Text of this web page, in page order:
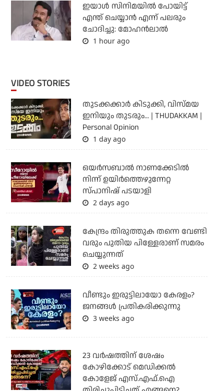
ഇയാൾ സിനിമയിൽ പോയിട്ട്
എന്ത് ചെയ്യാൻ എന്ന് പലരും
ചോദിച്ചു: മോഹൻലാൽ
1 hour ago
VIDEO STORIES
തുടക്കക്കാര്‍ കിടുക്കി, വിസ്മയ
ഇനിയും തുടരും... | THUDAKKAM |
Personal Opinion
1 day ago
ഒയര്‍സബാൽ നാണക്കേടിൽ
നിന്ന് ഉയിർത്തെഴുന്നേറ്റ
സ്പാനിഷ് പടയാളി
2 days ago
കേന്ദ്രം തിരുത്തുക തന്നെ വേണ്ടി
വരും പുതിയ പിള്ളേരാണ് സമരം
ചെയ്യുന്നത്
2 weeks ago
വീണ്ടും ഇരുട്ടിലായോ കേരളം?
ജനങ്ങൾ പ്രതികരിക്കുന്നു
3 weeks ago
23 വർഷത്തിന് ശേഷം
കോഴിക്കോട് മെഡിക്കൽ
കോളേജ് എസ്.എഫ്.ഐ